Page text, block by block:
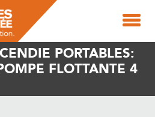
PORTABLES:
FLOTTANTE 4